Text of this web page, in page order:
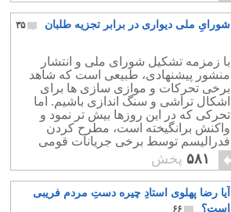
شورایِ ملی دیواری در برابر تجزیه طلبان ۳۵
با زمزمه تشکیل شورای ملی و انتشار
منشور پیشنهادی، طبیعی است که شاهد
برخی تحرکات و موازی سازی ها برای
اشکال تراشی و سنگ اندازی باشیم. اما
تحرکی که در این روزها بیش تر نمود و
واکنش برانگیخته است، مطرح کردن
فدرالیسم توسط برخی جریانات قومی
است.۵۸۱ پخش
آیا رضا پهلوی استادِ چیره دستِ مردم فریبی
است؟
۶۶